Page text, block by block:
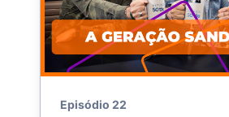
Episódio 22